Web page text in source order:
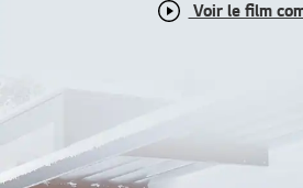
Voir le film